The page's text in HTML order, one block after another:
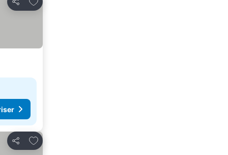
Del
Del
Legg til i favoritter